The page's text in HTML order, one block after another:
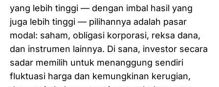
yang lebih tinggi — dengan imbal hasil yang
juga lebih tinggi — pilihannya adalah pasar
modal: saham, obligasi korporasi, reksa dana,
dan instrumen lainnya. Di sana, investor secara
sadar memilih untuk menanggung sendiri
fluktuasi harga dan kemungkinan kerugian,